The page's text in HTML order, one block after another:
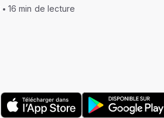
16 min de lecture